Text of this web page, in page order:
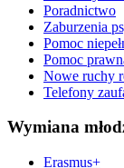
Poradnictwo
Zaburzenia
Pomoc
Pomoc
Nowe ruchy
Telefony
Wymiana
Erasmus+